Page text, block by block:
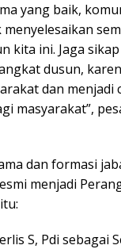
yang baik,
kita ini. Jaga
dusun,
dan menjadi
masyarakat”,
dan formasi
menjadi
S, Pdi sebagai